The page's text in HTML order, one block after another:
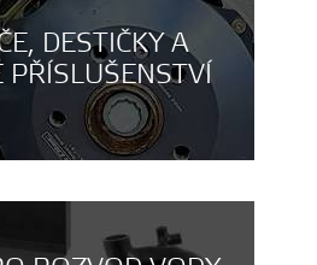
DESTIČKY A
PŘÍSLUŠENSTVÍ